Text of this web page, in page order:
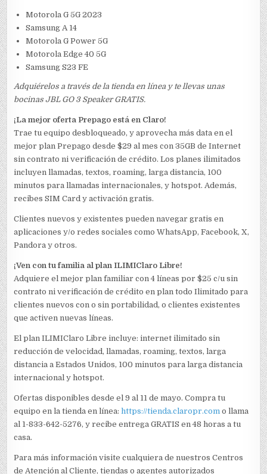
Motorola G 5G 2023
Samsung A 14
Motorola G Power 5G
Motorola Edge 40 5G
Samsung S23 FE
Adquiérelos a través de la tienda en línea y te llevas unas
bocinas JBL GO 3 Speaker GRATIS.
¡La mejor oferta Prepago está en Claro!
Trae tu equipo desbloqueado, y aprovecha más data en el
mejor plan Prepago desde $29 al mes con 35GB de Internet
sin contrato ni verificación de crédito. Los planes ilimitados
incluyen llamadas, textos, roaming, larga distancia, 100
minutos para llamadas internacionales, y hotspot. Además,
recibes SIM Card y activación gratis.
Clientes nuevos y existentes pueden navegar gratis en
aplicaciones y/o redes sociales como WhatsApp, Facebook, X,
Pandora y otros.
¡Ven con tu familia al plan ILIMIClaro Libre!
Adquiere el mejor plan familiar con 4 líneas por $25 c/u sin
contrato ni verificación de crédito en plan todo Ilimitado para
clientes nuevos con o sin portabilidad, o clientes existentes
que activen nuevas líneas.
El plan ILIMIClaro Libre incluye: internet ilimitado sin
reducción de velocidad, llamadas, roaming, textos, larga
distancia a Estados Unidos, 100 minutos para larga distancia
internacional y hotspot.
Ofertas disponibles desde el 9 al 11 de mayo. Compra tu
equipo en la tienda en línea:https://tienda.claropr.com o llama
al 1-833-642-5276, y recibe entrega GRATIS en 48 horas a tu
casa.
Para más información visite cualquiera de nuestros Centros
de Atención al Cliente, tiendas o agentes autorizados